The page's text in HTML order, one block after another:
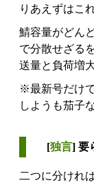
りあえずはこ
鯖容量がどん
で分散せざる
送量と負荷増
※最新号だけ
しようも茄子
[独言] 要
二つに分けれ